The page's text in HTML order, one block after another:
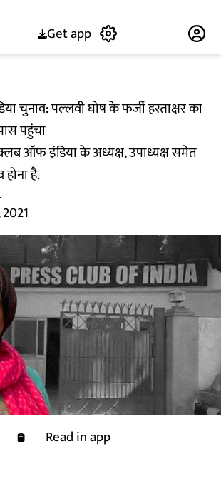
Get app
चुनाव: पल्लवी घोष के फर्जी हस्ताक्षर का
पहुंचा
ऑफ इंडिया के अध्यक्ष, उपाध्यक्ष समेत
है.
Read in app